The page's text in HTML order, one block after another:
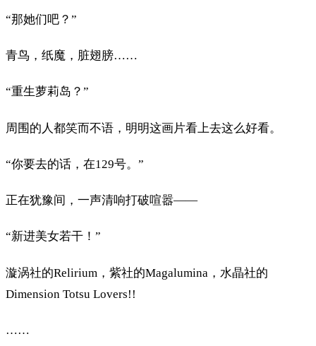
“那她们吧？”
青鸟，纸魔，脏翅膀……
“重生萝莉岛？”
周围的人都笑而不语，明明这画片看上去这么好看。
“你要去的话，在129号。”
正在犹豫间，一声清响打破喧嚣——
“新进美女若干！”
漩涡社的Relirium，紫社的Magalumina，水晶社的
Dimension Totsu Lovers!!
……